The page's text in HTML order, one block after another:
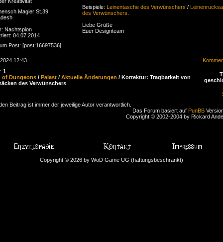
Magier St.39
Nachtspion
04.07.2014
Post: [post:16697536]
Beispiele: Leinentasche des Verwünschers /
des Verwünschers
Liebe Grüße
Euer Designteam
12:43
1
of Dungeons / Palast / Aktuelle Änderungen / Korrektur: Tragbarkeit von
des Verwünschers
Beitrag ist immer der jeweilige Autor verantwortlich.
Das Forum basiert auf PunBB
Copyright © 2002-2004 by Rickard
Copyright © 2026 by WoD Game UG (haftungsbeschränkt)